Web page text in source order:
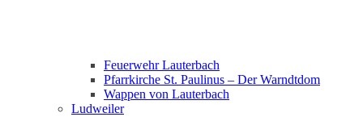
Feuerwehr Lauterbach
Pfarrkirche St. Paulinus – Der Warndtdom
Wappen von Lauterbach
Ludweiler